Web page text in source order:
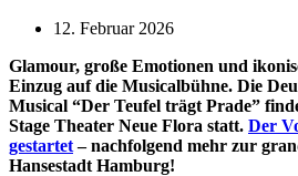
12. Februar 2026
Glamour, große Emotionen und
Einzug auf die Musicalbühne. Die
Musical “Der Teufel trägt Prade”
Stage Theater Neue Flora statt. Der
gestartet– nachfolgend mehr zur
Hansestadt Hamburg!